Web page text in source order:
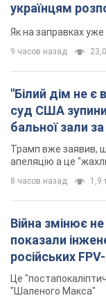
українцям
Як на заправках уже
9 часов назад
"Білий дім не є
суд США
бальної зали
Трамп вже заявив,
апеляцію а це
8 часов назад 1,9
Війна змінює
показали
російських
Це
"Шаленого Макса"